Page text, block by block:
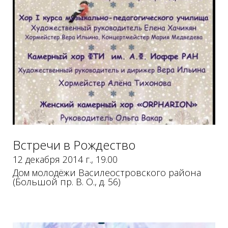
:
А
ф
и
ш
Встречи в Рождество
12 декабря 2014 г., 19.00
Дом молодёжи Василеостровского района
(Большой пр. В. О., д. 56)